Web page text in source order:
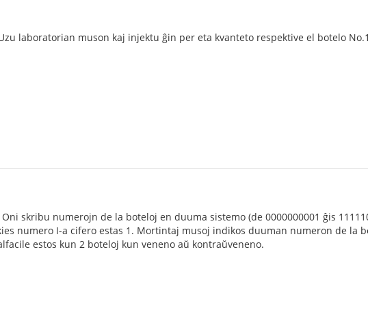
laboratorian muson kaj injektu ĝin per eta kvanteto respektive el botelo
skribu numerojn de la boteloj en duuma sistemo (de 0000000001 ĝis
numero I-a cifero estas 1. Mortintaj musoj indikos duuman numeron de la
estos kun 2 boteloj kun veneno aŭ kontraŭveneno.